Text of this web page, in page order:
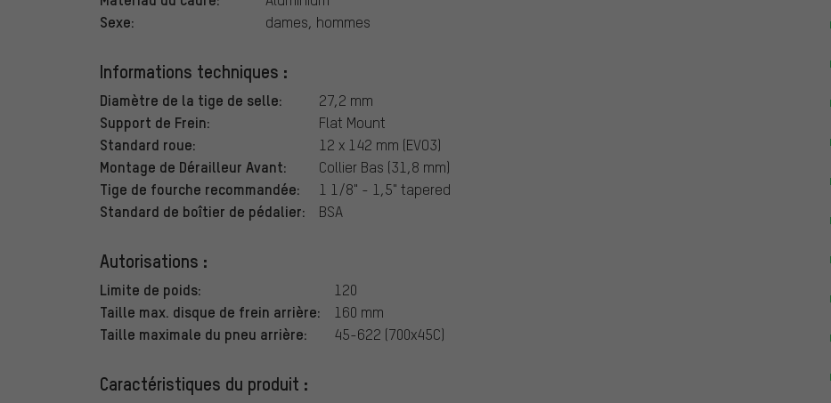
Sexe: dames, hommes
Informations techniques :
Diamètre de la tige de selle: 27,2 mm
Support de Frein: Flat Mount
Standard roue: 12 x 142 mm (EVO3)
Montage de Dérailleur Avant: Collier Bas (31,8 mm)
Tige de fourche recommandée: 1 1/8" - 1,5" tapered
Standard de boîtier de pédalier: BSA
Autorisations :
Limite de poids: 120
Taille max. disque de frein arrière: 160 mm
Taille maximale du pneu arrière: 45-622 (700x45C)
Caractéristiques du produit :